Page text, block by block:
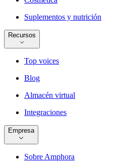
Suplementos y nutrición
Recursos
Top voices
Blog
Almacén virtual
Integraciones
Empresa
Sobre Amphora